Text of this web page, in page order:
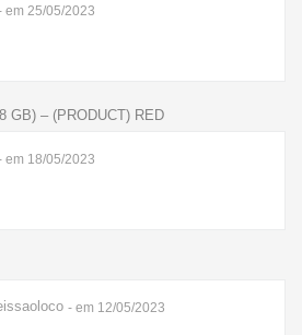
em 25/05/2023
GB) – (PRODUCT) RED
em 18/05/2023
- em 12/05/2023